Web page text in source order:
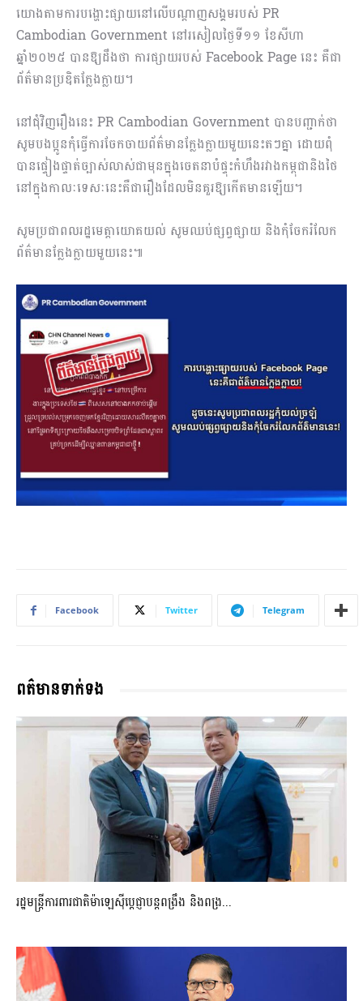
យោងតាមការបង្ហោះផ្សាយនៅលើបណ្ដាញសង្គមរបស់ PR
Cambodian Government នៅរសៀលថ្ងៃទី១១ ខែសីហា
ឆ្នាំ២០២៥ បានឱ្យដឹងថា ការផ្សាយរបស់ Facebook Page នេះ គឺជា
ព័ត៌មានប្រឌិតក្លែងក្លាយ។
នៅជុំវិញរឿងនេះ PR Cambodian Government បានបញ្ជាក់ថា
សូមបងប្អូនកុំធ្វើការចែកចាយព័ត៌មានក្លែងក្លាយមួយនេះតៗគ្នា ដោយពុំ
បានផ្ទៀងផ្ទាត់ច្បាស់លាស់ជាមុនក្នុងចេតនាបំផ្ទុះកំហឹងរវាងកម្ពុជានិងថៃ
នៅក្នុងកាលៈទេសៈនេះគឺជារឿងដែលមិនគួរឱ្យកើតមានឡើយ។
សូមប្រជាពលរដ្ឋមេត្តាយោគយល់ សូមឈប់ផ្សព្វផ្សាយ និងកុំចែករំលែក
ព័ត៌មានក្លែងក្លាយមួយនេះ៕
Facebook Twitter Telegram
ពត៌មានទាក់ទង
រដ្ឋមន្ត្រីការពារជាតិម៉ាឡេស៊ីប្ដេជ្ញាបន្តពង្រឹង និងពង្រ...